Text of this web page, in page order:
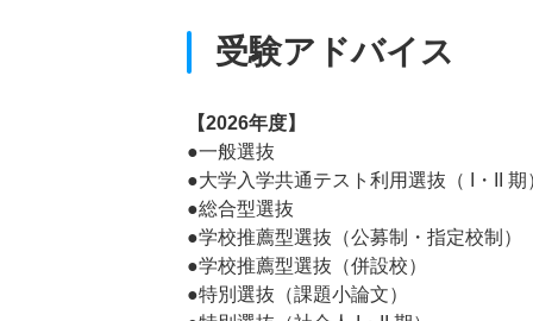
受験アドバイス
【2026年度】
●一般選抜
●大学入学共通テスト利用選抜（ I・II 期
●総合型選抜
●学校推薦型選抜（公募制・指定校制）
●学校推薦型選抜（併設校）
●特別選抜（課題小論文）